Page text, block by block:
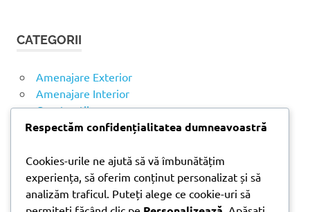
ă
u
p
ă
CATEGORII
Amenajare Exterior
Amenajare Interior
Construcții
Noutăți
ARTICOLE RECENTE
Respectăm confidențialitatea dumneavoastră
Cookies-urile ne ajută să vă îmbunătățim
experiența, să oferim conținut personalizat și să
analizăm traficul. Puteți alege ce cookie-uri să